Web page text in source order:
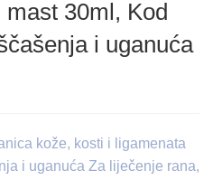
30ml, Kod
i uganuća
kože, kosti i ligamenata
i uganuća Za liječenje rana,